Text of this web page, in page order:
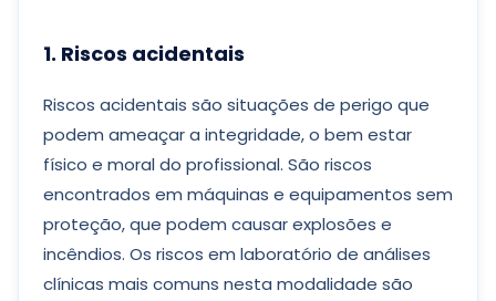
1. Riscos acidentais
Riscos acidentais são situações de perigo que
podem ameaçar a integridade, o bem estar
físico e moral do profissional. São riscos
encontrados em máquinas e equipamentos sem
proteção, que podem causar explosões e
incêndios. Os riscos em laboratório de análises
clínicas mais comuns nesta modalidade são